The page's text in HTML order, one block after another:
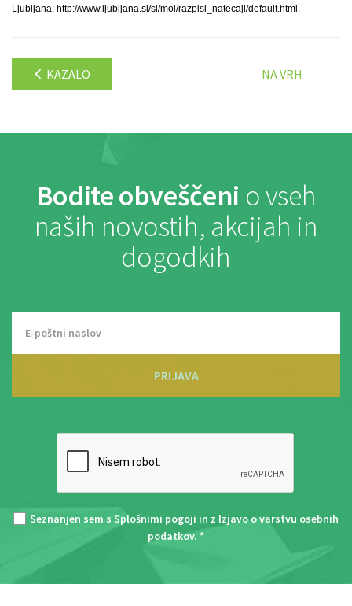
Ljubljana: http://www.ljubljana.si/si/mol/razpisi_natecaji/default.html.
KAZALO NA VRH
Bodite obveščeni o vseh
naših novostih, akcijah in
dogodkih
PRIJAVA
Seznanjen sem s Splošnimi pogoji in z Izjavo o varstvu osebnih
podatkov. *